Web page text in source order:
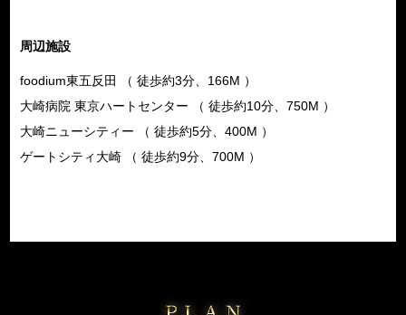
周辺施設
foodium東五反田 （ 徒歩約3分、166M ）
大崎病院 東京ハートセンター （ 徒歩約10分、750M ）
大崎ニューシティー （ 徒歩約5分、400M ）
ゲートシティ大崎 （ 徒歩約9分、700M ）